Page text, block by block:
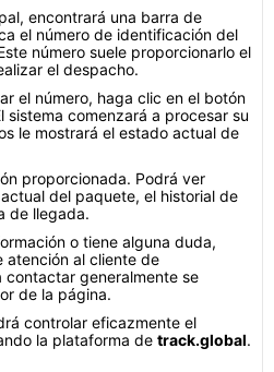
encontrará una barra de
el número de identificación del
número suele proporcionarlo el
el despacho.
el número, haga clic en el botón
comenzará a procesar su
le mostrará el estado actual de
proporcionada. Podrá ver
del paquete, el historial de
de llegada.
o tiene alguna duda,
atención al cliente de
generalmente se
de la página.
controlar eficazmente el
la plataforma de track.global.